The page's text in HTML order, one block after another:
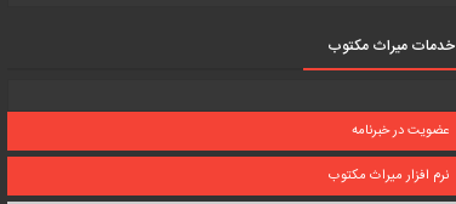
خدمات میراث مکتوب
عضویت در خبرنامه
نرم افزار میراث مکتوب